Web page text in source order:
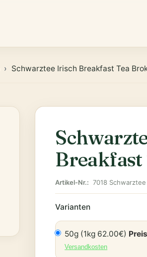
Schwarztee Irisch Breakfast Tea
Artikel-Nr.: 7018
Varianten
50g (1kg 62.00€)
Versandkosten